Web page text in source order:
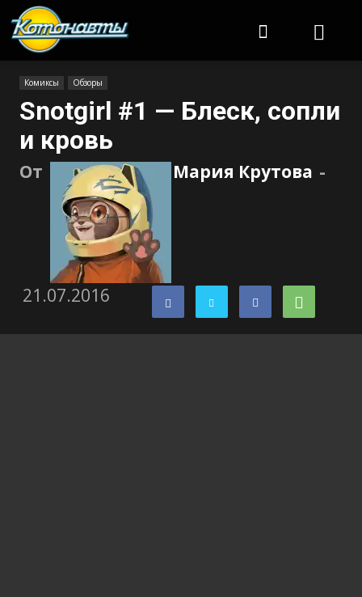
Комиксы Обзоры
Snotgirl #1 — Блеск, сопли
и кровь
От Мария Крутова -
21.07.2016